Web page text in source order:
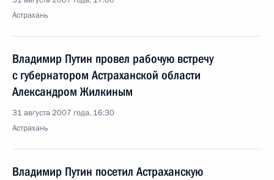
Астрахань
Владимир Путин провел рабочую встречу
с губернатором Астраханской области
Александром Жилкиным
31 августа 2007 года, 16:30
Астрахань
Владимир Путин посетил Астраханскую